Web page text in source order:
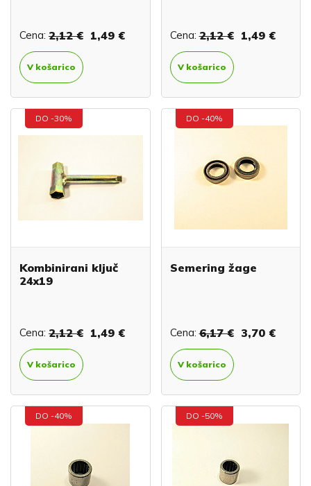
Cena: 2,12 € 1,49 €
V košarico
Cena: 2,12 € 1,49 €
V košarico
DO -30%
Kombinirani ključ
24x19
Cena: 2,12 € 1,49 €
V košarico
DO -40%
Semering žage
Cena: 6,17 € 3,70 €
V košarico
DO -40% DO -50%